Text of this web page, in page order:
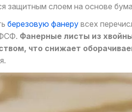
защитным слоем на основе
березовую фанеру всех
Фанерные листы из
что снижает